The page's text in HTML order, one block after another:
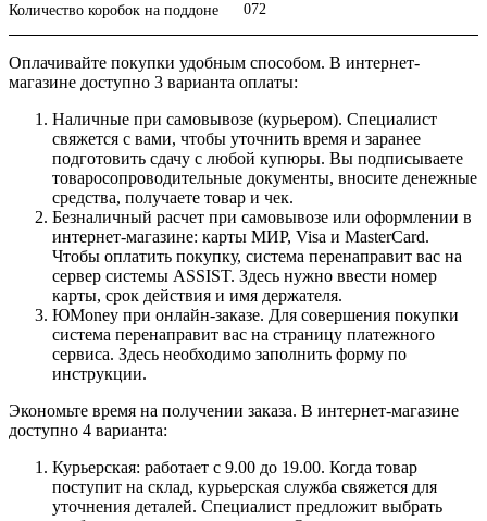
Количество коробок на поддоне 072
Оплачивайте покупки удобным способом. В интернет-
магазине доступно 3 варианта оплаты:
Наличные при самовывозе (курьером). Специалист
свяжется с вами, чтобы уточнить время и заранее
подготовить сдачу с любой купюры. Вы подписываете
товаросопроводительные документы, вносите денежные
средства, получаете товар и чек.
Безналичный расчет при самовывозе или оформлении в
интернет-магазине: карты МИР, Visa и MasterCard.
Чтобы оплатить покупку, система перенаправит вас на
сервер системы ASSIST. Здесь нужно ввести номер
карты, срок действия и имя держателя.
ЮMoney при онлайн-заказе. Для совершения покупки
система перенаправит вас на страницу платежного
сервиса. Здесь необходимо заполнить форму по
инструкции.
Экономьте время на получении заказа. В интернет-магазине
доступно 4 варианта:
Курьерская: работает с 9.00 до 19.00. Когда товар
поступит на склад, курьерская служба свяжется для
уточнения деталей. Специалист предложит выбрать